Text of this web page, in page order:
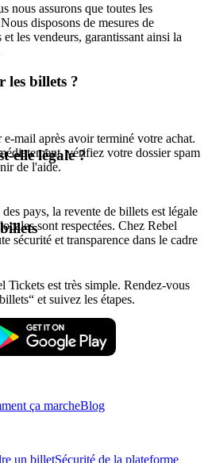
nous assurons que toutes les
disposons de mesures de
les vendeurs, garantissant ainsi la
les billets ?
mail après avoir terminé votre achat.
vérifiez votre dossier spam
de l'aide.
elle légale ?
pays, la revente de billets est légale
sont respectées. Chez Rebel
sécurité et transparence dans le cadre
Tickets est très simple. Rendez-vous
et suivez les étapes.
ça marcheBlog
un billetSécurité de la plateforme